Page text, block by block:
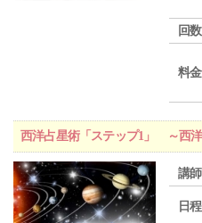
回数
料金
西洋占星術「ステップ1」 ～西
講師
日程